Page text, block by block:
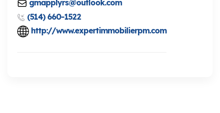
gmapplyrs@outlook.com
(514) 660-1522
http://www.expertimmobilierpm.com